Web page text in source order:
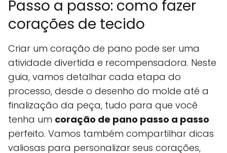
Passo a passo: como fazer
corações de tecido
Criar um coração de pano pode ser uma
atividade divertida e recompensadora. Neste
guia, vamos detalhar cada etapa do
processo, desde o desenho do molde até a
finalização da peça, tudo para que você
tenha um coração de pano passo a passo
perfeito. Vamos também compartilhar dicas
valiosas para personalizar seus corações,